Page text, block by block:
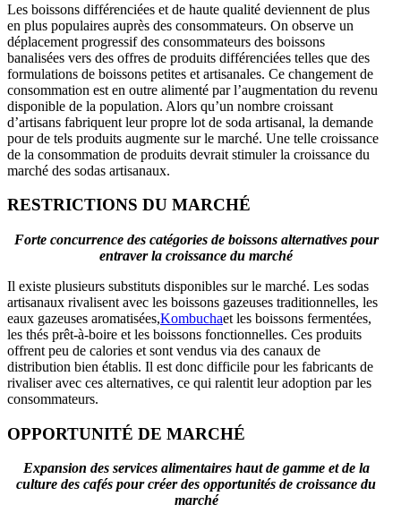
Les boissons différenciées et de haute qualité deviennent de plus
en plus populaires auprès des consommateurs. On observe un
déplacement progressif des consommateurs des boissons
banalisées vers des offres de produits différenciées telles que des
formulations de boissons petites et artisanales. Ce changement de
consommation est en outre alimenté par l’augmentation du revenu
disponible de la population. Alors qu’un nombre croissant
d’artisans fabriquent leur propre lot de soda artisanal, la demande
pour de tels produits augmente sur le marché. Une telle croissance
de la consommation de produits devrait stimuler la croissance du
marché des sodas artisanaux.
RESTRICTIONS DU MARCHÉ
Forte concurrence des catégories de boissons alternatives pour
entraver la croissance du marché
Il existe plusieurs substituts disponibles sur le marché. Les sodas
artisanaux rivalisent avec les boissons gazeuses traditionnelles, les
eaux gazeuses aromatisées,Kombuchaet les boissons fermentées,
les thés prêt-à-boire et les boissons fonctionnelles. Ces produits
offrent peu de calories et sont vendus via des canaux de
distribution bien établis. Il est donc difficile pour les fabricants de
rivaliser avec ces alternatives, ce qui ralentit leur adoption par les
consommateurs.
OPPORTUNITÉ DE MARCHÉ
Expansion des services alimentaires haut de gamme et de la
culture des cafés pour créer des opportunités de croissance du
marché